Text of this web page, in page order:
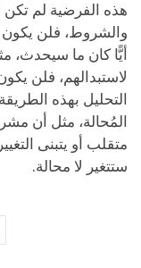
هذه الفرضية لم تكن
والشروط، فلن يكون
أيًّا كان ما سيحدث،
لاستبدالهم، فلن
التحليل بهذه
المُحالة، مثل أن
متقلب أو يتبنى
ستتغير لا محالة.